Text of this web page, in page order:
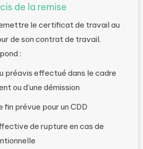
de la remise
le certificat de travail au
de son contrat de travail.
:
préavis effectué dans le cadre
ou d’une démission
fin prévue pour un CDD
de rupture en cas de